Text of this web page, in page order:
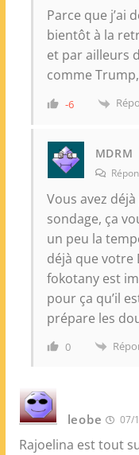
Parce que j’ai
bientôt à la
et par ailleurs
comme
-6
MDRM
Vous avez
sondage, ça
un peu la
déjà que votre
fokotany est
pour ça qu’il
prépare les
0
leobe 07/
Rajoelina est tout